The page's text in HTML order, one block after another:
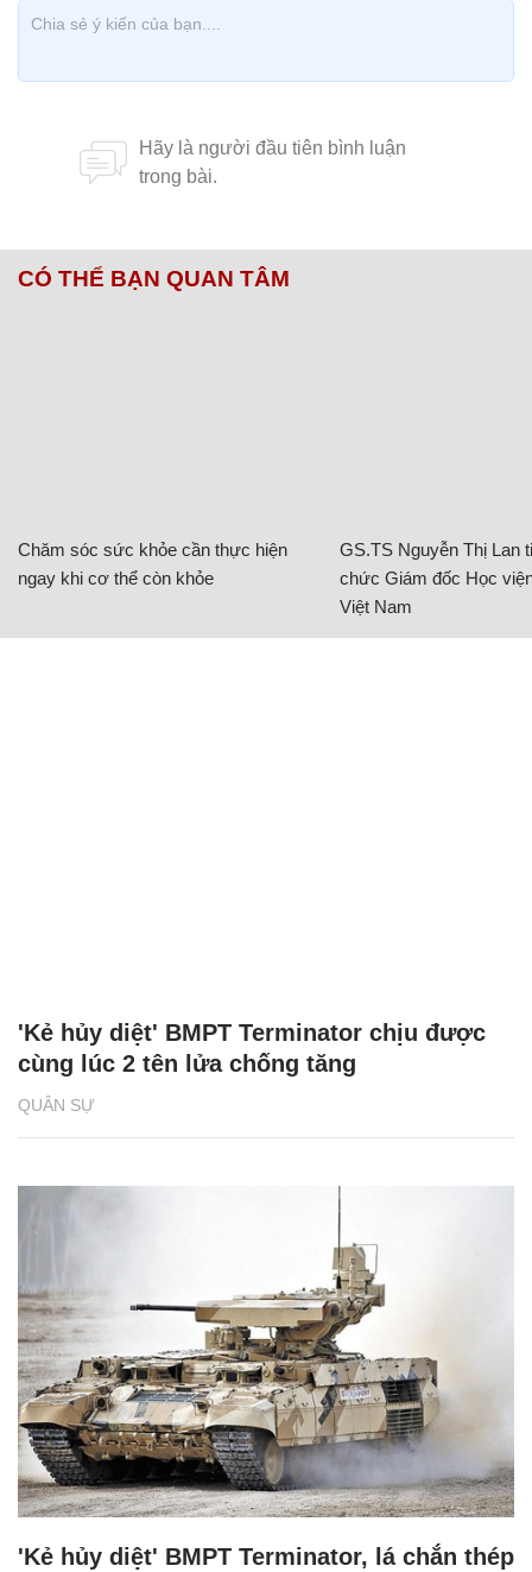
CÓ THỂ BẠN QUAN TÂM
Chăm sóc sức khỏe cần thực hiện
ngay khi cơ thể còn khỏe
GS.TS Nguyễn Thị Lan
chức Giám đốc Học
Việt Nam
QUÂN SỰ
'Kẻ hủy diệt' BMPT Terminator chịu được
cùng lúc 2 tên lửa chống tăng
'Kẻ hủy diệt' BMPT Terminator, lá chắn thép